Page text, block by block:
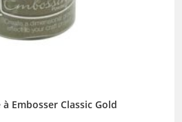
Embosser Classic Gold